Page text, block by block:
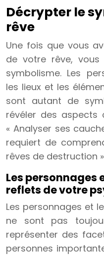
Décrypter le
rêve
Une fois que vous
de votre rêve,
symbolisme. Les
les lieux et les
sont autant de
révéler des aspects
« Analyser ses
requiert de
rêves de destruction
Les personnages
reflets de votre
Les personnages et
ne sont pas
représenter des
personnes